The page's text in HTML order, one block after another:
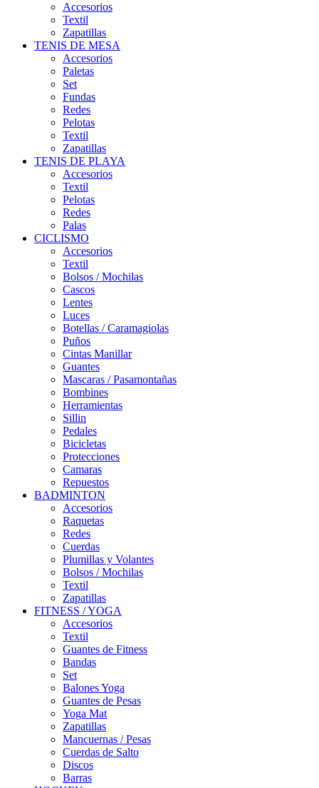
Accesorios
Textil
Zapatillas
TENIS DE MESA
Accesorios
Paletas
Set
Fundas
Redes
Pelotas
Textil
Zapatillas
TENIS DE PLAYA
Accesorios
Textil
Pelotas
Redes
Palas
CICLISMO
Accesorios
Textil
Bolsos / Mochilas
Cascos
Lentes
Luces
Botellas / Caramagiolas
Puños
Cintas Manillar
Guantes
Mascaras / Pasamontañas
Bombines
Herramientas
Sillin
Pedales
Bicicletas
Protecciones
Camaras
Repuestos
BADMINTON
Accesorios
Raquetas
Redes
Cuerdas
Plumillas y Volantes
Bolsos / Mochilas
Textil
Zapatillas
FITNESS / YOGA
Accesorios
Textil
Guantes de Fitness
Bandas
Set
Balones Yoga
Guantes de Pesas
Yoga Mat
Zapatillas
Mancuernas / Pesas
Cuerdas de Salto
Discos
Barras